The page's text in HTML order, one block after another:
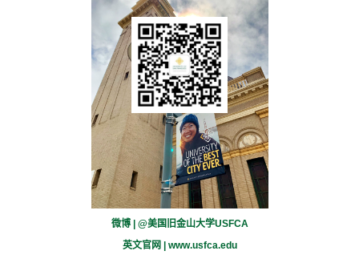
微博 | @美国旧金山大学USFCA
英文官网 | www.usfca.edu